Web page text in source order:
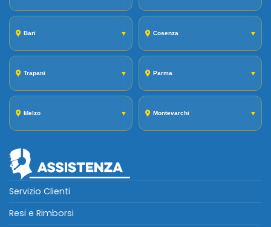
Bari ▼ Cosenza ▼
Trapani ▼ Parma ▼
Melzo ▼ Montevarchi ▼
Servizio Clienti
Resi e Rimborsi